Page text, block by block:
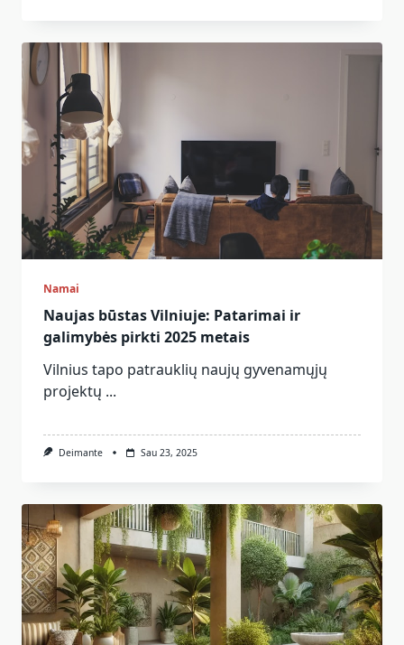
Namai
Naujas būstas Vilniuje: Patarimai ir
galimybės pirkti 2025 metais
Vilnius tapo patrauklių naujų gyvenamųjų
projektų ...
Deimante Sau 23, 2025